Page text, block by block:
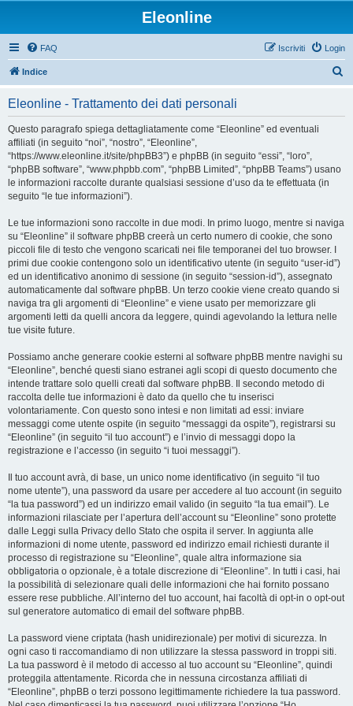
Eleonline
FAQ Login
Iscriviti
Indice
Eleonline - Trattamento dei dati personali
Questo paragrafo spiega dettagliatamente come “Eleonline” ed eventuali
affiliati (in seguito “noi”, “nostro”, “Eleonline”,
“https://www.eleonline.it/site/phpBB3”) e phpBB (in seguito “essi”, “loro”,
“phpBB software”, “www.phpbb.com”, “phpBB Limited”, “phpBB Teams”) usano
le informazioni raccolte durante qualsiasi sessione d’uso da te effettuata (in
seguito “le tue informazioni”).
Le tue informazioni sono raccolte in due modi. In primo luogo, mentre si naviga
su “Eleonline” il software phpBB creerà un certo numero di cookie, che sono
piccoli file di testo che vengono scaricati nei file temporanei del tuo browser. I
primi due cookie contengono solo un identificativo utente (in seguito “user-id”)
ed un identificativo anonimo di sessione (in seguito “session-id”), assegnato
automaticamente dal software phpBB. Un terzo cookie viene creato quando si
naviga tra gli argomenti di “Eleonline” e viene usato per memorizzare gli
argomenti letti da quelli ancora da leggere, quindi agevolando la lettura nelle
tue visite future.
Possiamo anche generare cookie esterni al software phpBB mentre navighi su
“Eleonline”, benché questi siano estranei agli scopi di questo documento che
intende trattare solo quelli creati dal software phpBB. Il secondo metodo di
raccolta delle tue informazioni è dato da quello che tu inserisci
volontariamente. Con questo sono intesi e non limitati ad essi: inviare
messaggi come utente ospite (in seguito “messaggi da ospite”), registrarsi su
“Eleonline” (in seguito “il tuo account”) e l’invio di messaggi dopo la
registrazione e l’accesso (in seguito “i tuoi messaggi”).
Il tuo account avrà, di base, un unico nome identificativo (in seguito “il tuo
nome utente”), una password da usare per accedere al tuo account (in seguito
“la tua password”) ed un indirizzo email valido (in seguito “la tua email”). Le
informazioni rilasciate per l’apertura dell’account su “Eleonline” sono protette
dalle Leggi sulla Privacy dello Stato che ospita il server. In aggiunta alle
informazioni di nome utente, password ed indirizzo email richiesti durante il
processo di registrazione su “Eleonline”, quale altra informazione sia
obbligatoria o opzionale, è a totale discrezione di “Eleonline”. In tutti i casi, hai
la possibilità di selezionare quali delle informazioni che hai fornito possano
essere rese pubbliche. All’interno del tuo account, hai facoltà di opt-in o opt-out
sul generatore automatico di email del software phpBB.
La password viene criptata (hash unidirezionale) per motivi di sicurezza. In
ogni caso ti raccomandiamo di non utilizzare la stessa password in troppi siti.
La tua password è il metodo di accesso al tuo account su “Eleonline”, quindi
proteggila attentamente. Ricorda che in nessuna circostanza affiliati di
“Eleonline”, phpBB o terzi possono legittimamente richiedere la tua password.